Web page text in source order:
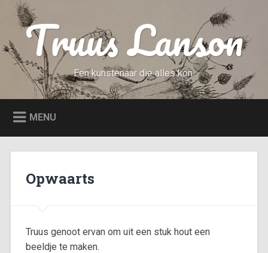
Naar
inhoud
springenTruus Lanson
Een kunstenaar die alles kon.
MENU
Opwaarts
Truus genoot ervan om uit een stuk hout een
beeldje te maken.